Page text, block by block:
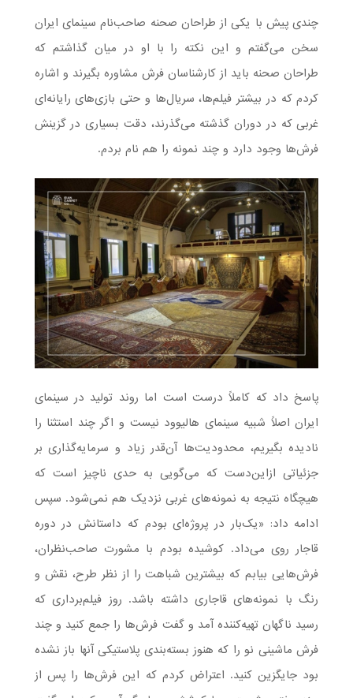
چندی پیش با یکی از طراحان صحنه صاحب‌نام سینمای ایران
سخن می‌گفتم و این نکته را با او در میان گذاشتم که
طراحان صحنه باید از کارشناسان فرش مشاوره بگیرند و اشاره
کردم که در بیشتر فیلم‌ها، سریال‌ها و حتی بازی‌های رایانه‌ای
غربی که در دوران گذشته می‌گذرند، دقت بسیاری در گزینش
فرش‌ها وجود دارد و چند نمونه را هم نام بردم.
پاسخ داد که کاملاً درست است اما روند تولید در سینمای
ایران اصلاً شبیه سینمای هالیوود نیست و اگر چند استثنا را
نادیده بگیریم، محدودیت‌ها آن‌قدر زیاد و سرمایه‌گذاری بر
جزئیاتی ازاین‌دست که می‌گویی به حدی ناچیز است که
هیچگاه نتیجه به نمونه‌های غربی نزدیک هم نمی‌شود. سپس
ادامه داد: «یک‌بار در پروژه‌ای بودم که داستانش در دوره
قاجار روی می‌‌داد. کوشیده بودم با مشورت صاحب‌نظران،
فرش‌هایی بیابم که بیشترین شباهت را از نظر طرح، نقش و
رنگ با نمونه‌های قاجاری داشته باشد. روز فیلم‌برداری که
رسید ناگهان تهیه‌کننده آمد و گفت فرش‌ها را جمع کنید و چند
فرش ماشینی نو را که هنوز بسته‌بندی پلاستیکی آنها باز نشده
بود جایگزین کنید. اعتراض کردم که این فرش‌ها را پس از